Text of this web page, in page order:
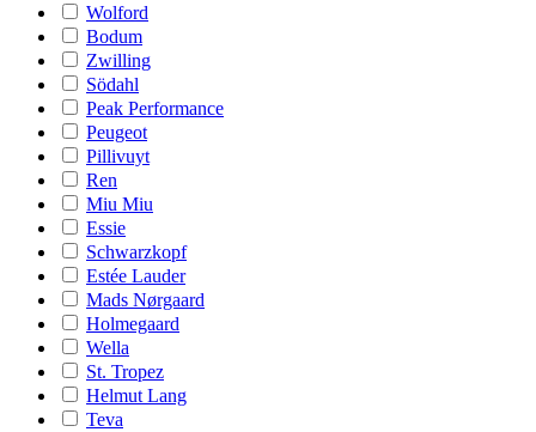
Wolford
Bodum
Zwilling
Södahl
Peak Performance
Peugeot
Pillivuyt
Ren
Miu Miu
Essie
Schwarzkopf
Estée Lauder
Mads Nørgaard
Holmegaard
Wella
St. Tropez
Helmut Lang
Teva